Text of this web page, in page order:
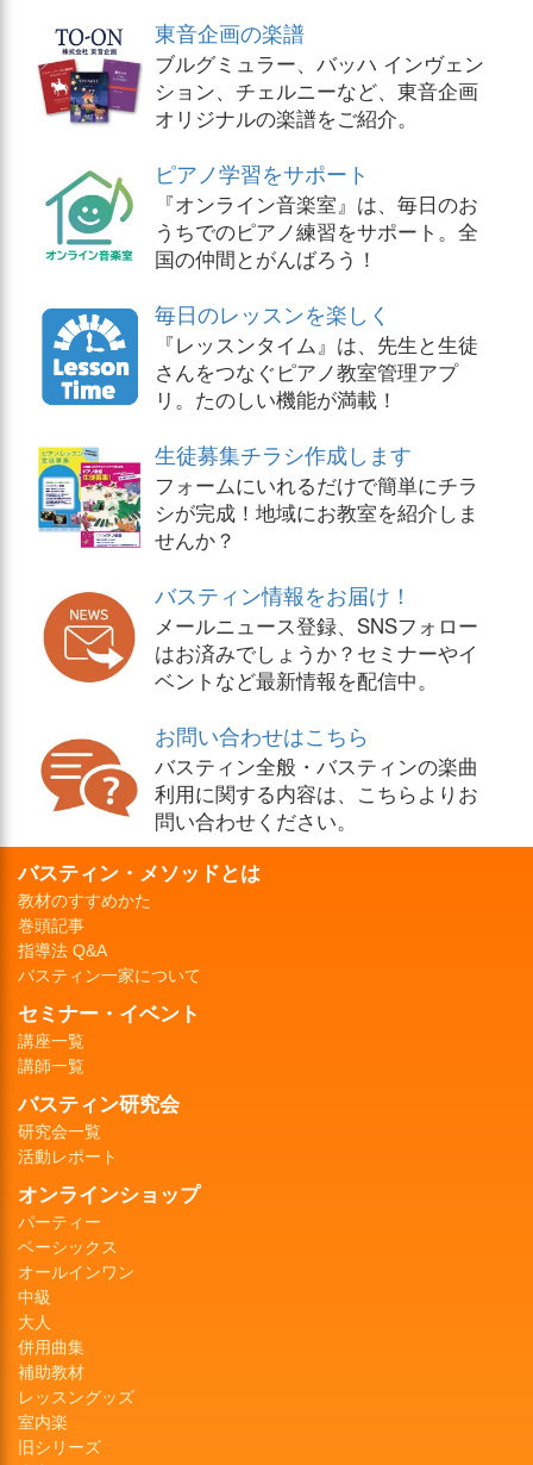
東音企画の楽譜
ブルグミュラー、バッハ インヴェン
ション、チェルニーなど、東音企画
オリジナルの楽譜をご紹介。
ピアノ学習をサポート
『オンライン音楽室』は、毎日のお
うちでのピアノ練習をサポート。全
国の仲間とがんばろう！
毎日のレッスンを楽しく
『レッスンタイム』は、先生と生徒
さんをつなぐピアノ教室管理アプ
リ。たのしい機能が満載！
生徒募集チラシ作成します
フォームにいれるだけで簡単にチラ
シが完成！地域にお教室を紹介しま
せんか？
バスティン情報をお届け！
メールニュース登録、SNSフォロー
はお済みでしょうか？セミナーやイ
ベントなど最新情報を配信中。
お問い合わせはこちら
バスティン全般・バスティンの楽曲
利用に関する内容は、こちらよりお
問い合わせください。
バスティン・メソッドとは
教材のすすめかた
巻頭記事
指導法 Q&A
バスティン一家について
セミナー・イベント
講座一覧
講師一覧
バスティン研究会
研究会一覧
活動レポート
オンラインショップ
パーティー
ベーシックス
オールインワン
中級
大人
併用曲集
補助教材
レッスングッズ
室内楽
旧シリーズ